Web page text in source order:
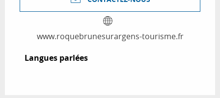
www.roquebrunesurargens-tourisme.fr
Langues parlées
Langues parlées